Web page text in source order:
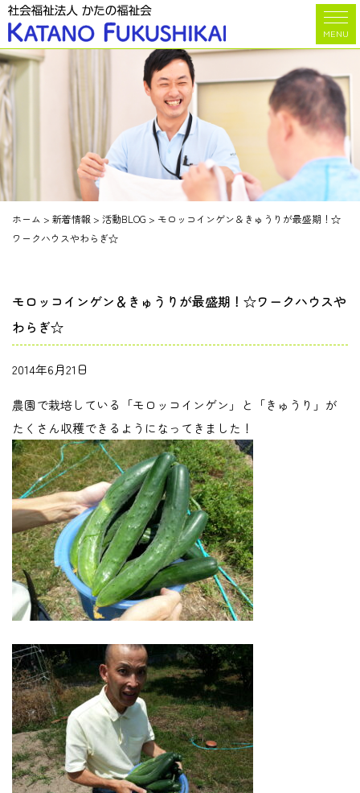
MENU
ホーム > 新着情報 > 活動BLOG > モロッコインゲン＆きゅうりが最盛期！☆
ワークハウスやわらぎ☆
モロッコインゲン＆きゅうりが最盛期！☆ワークハウスや
わらぎ☆
2014年6月21日
農園で栽培している「モロッコインゲン」と「きゅうり」が
たくさん収穫できるようになってきました！